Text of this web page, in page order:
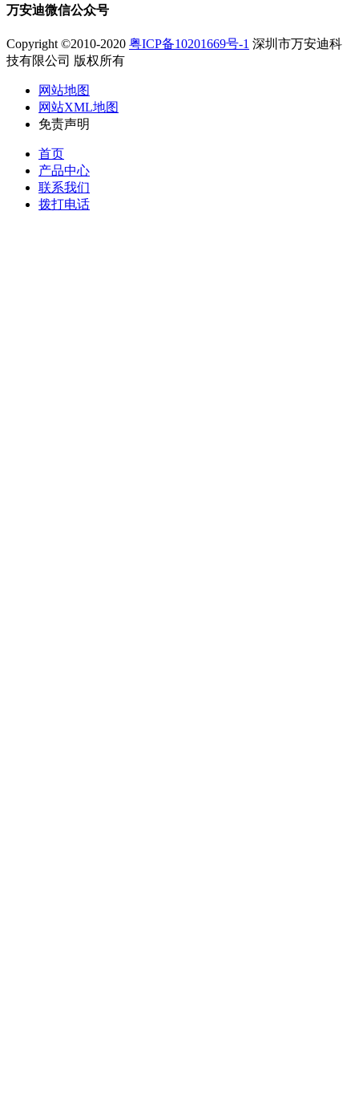
万安迪微信公众号
Copyright ©2010-2020 粤ICP备10201669号-1 深圳市万安迪科
技有限公司 版权所有
网站地图
网站XML地图
免责声明
首页
产品中心
联系我们
拨打电话